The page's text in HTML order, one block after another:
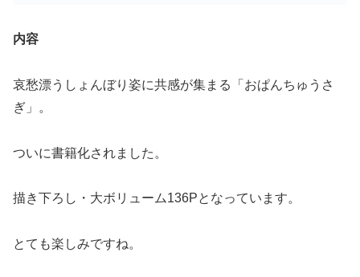
内容
哀愁漂うしょんぼり姿に共感が集まる「おぱんちゅうさ
ぎ」。
ついに書籍化されました。
描き下ろし・大ボリューム136Pとなっています。
とても楽しみですね。